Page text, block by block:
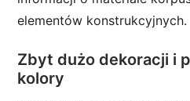
elementów konstrukcyjnych.
Zbyt dużo dekoracji i
kolory